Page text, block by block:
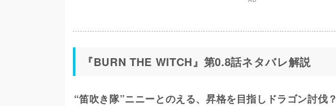
『BURN THE WITCH』第0.8話ネタバレ解説
“笛吹き隊”ニニーとのえる、昇格を目指しドラゴン討伐？